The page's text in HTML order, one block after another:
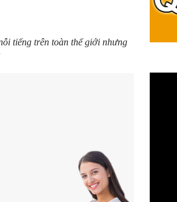
tiếng trên toàn thế giới nhưng